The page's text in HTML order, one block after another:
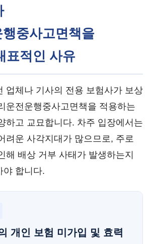
중사고면책을
표적인 사유
업체나 기사의 전용 보험사가 보상
운전운행중사고면책을 적용하는
하고 교묘합니다. 차주 입장에서는
려운 사각지대가 많으므로, 주로
해 배상 거부 사태가 발생하는지
야 합니다.
개인 보험 미가입 및 효력